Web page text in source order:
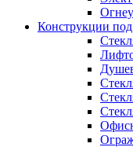
Конструкции